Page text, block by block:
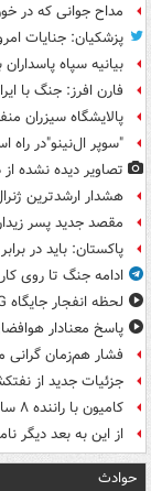
مداح جوانی که در
پزشکیان: جنایات
بیانیه سپاه
فارن افرز: جنگ با
پالایشگاه سیزران
"سوپر ال‌نینو"در راه
تصاویر دیده‌ نشده
هشدار ارشدترین
مقصد جدید پسر
پاکستان: باید در
ادامه جنگ تا روی
لحظه انفجار جایگاه CNG "صحنه" در دوربین مداربسته
پاسخ معنادار
فشار هم‌زمان گرانی
جزئیات جدید از
کامیون با راننده ۸ ساله در اصفهان توقیف شد
از این به بعد دیگر
حوادث